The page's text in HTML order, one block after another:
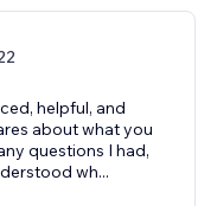
helpful, and
about what you
questions I had,
wh...